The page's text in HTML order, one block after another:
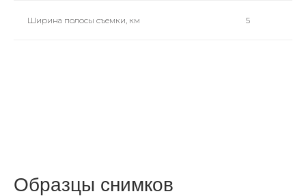
Ширина полосы съемки, км 5
Образцы снимков